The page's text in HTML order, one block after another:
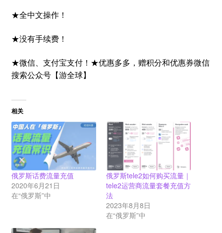
★全中文操作！
★没有手续费！
★微信、支付宝支付！★优惠多多，赠积分和优惠券微信
搜索公众号【游全球】
相关
俄罗斯话费流量充值
2020年6月21日
在“俄罗斯”中
俄罗斯tele2如何购买流量｜
tele2运营商流量套餐充值方
法
2023年8月8日
在“俄罗斯”中